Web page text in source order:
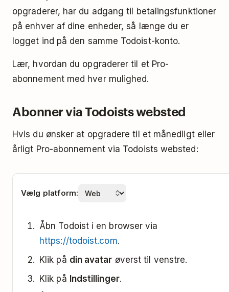
opgraderer, har du adgang til betalingsfunktioner
på enhver af dine enheder, så længe du er
logget ind på den samme Todoist-konto.
Lær, hvordan du opgraderer til et Pro-
abonnement med hver mulighed.
Abonner via Todoists websted
Hvis du ønsker at opgradere til et månedligt eller
årligt Pro-abonnement via Todoists websted:
Vælg platform:
Åbn Todoist i en browser via
https://todoist.com.
Klik på din avatar øverst til venstre.
Klik på Indstillinger.